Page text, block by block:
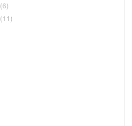
(6)
(11)